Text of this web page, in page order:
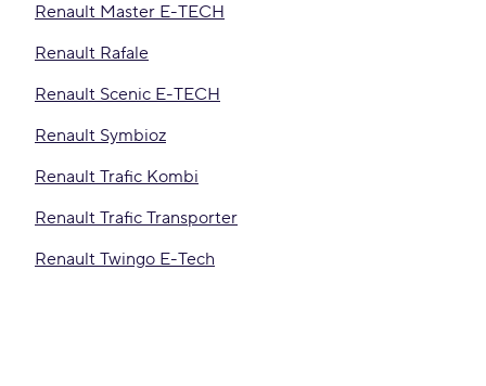
Renault Master E-TECH
Renault Rafale
Renault Scenic E-TECH
Renault Symbioz
Renault Trafic Kombi
Renault Trafic Transporter
Renault Twingo E-Tech